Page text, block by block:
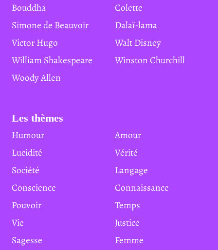
Bouddha
Colette
Simone de Beauvoir
Dalaï-lama
Victor Hugo
Walt Disney
William Shakespeare
Winston Churchill
Woody Allen
Les thèmes
Humour
Amour
Lucidité
Vérité
Société
Langage
Conscience
Connaissance
Pouvoir
Temps
Vie
Justice
Sagesse
Femme